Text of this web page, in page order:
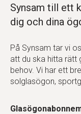
Synsam till ett
dig och dina
På Synsam tar vi
att du ska hitta rätt
behov. Vi har ett
solglasögon,